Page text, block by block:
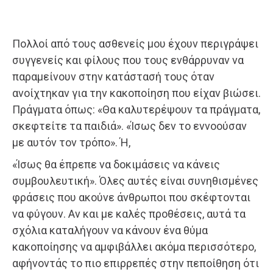
Πολλοί από τους ασθενείς μου έχουν περιγράψει
συγγενείς και φίλους που τους ενθάρρυναν να
παραμείνουν στην κατάστασή τους όταν
ανοίχτηκαν για την κακοποίηση που είχαν βιώσει.
Πράγματα όπως: «Θα καλυτερέψουν τα πράγματα,
σκεφτείτε τα παιδιά». «Ίσως δεν το εννοούσαν
με αυτόν τον τρόπο». Ή,
«Ίσως θα έπρεπε να δοκιμάσεις να κάνεις
συμβουλευτική». Όλες αυτές είναι συνηθισμένες
φράσεις που ακούνε άνθρωποι που σκέφτονται
να φύγουν. Αν και με καλές προθέσεις, αυτά τα
σχόλια καταλήγουν να κάνουν ένα θύμα
κακοποίησης να αμφιβάλλει ακόμα περισσότερο,
αφήνοντάς το πιο επιρρεπές στην πεποίθηση ότι